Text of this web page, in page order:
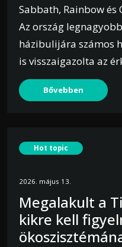
Sabbath, Rainbow és
Az ország
házibulijára számos
is visszaigazolta az
Bővebben
Hot topic
2026. május 13.
Megalakult a
kikre kell